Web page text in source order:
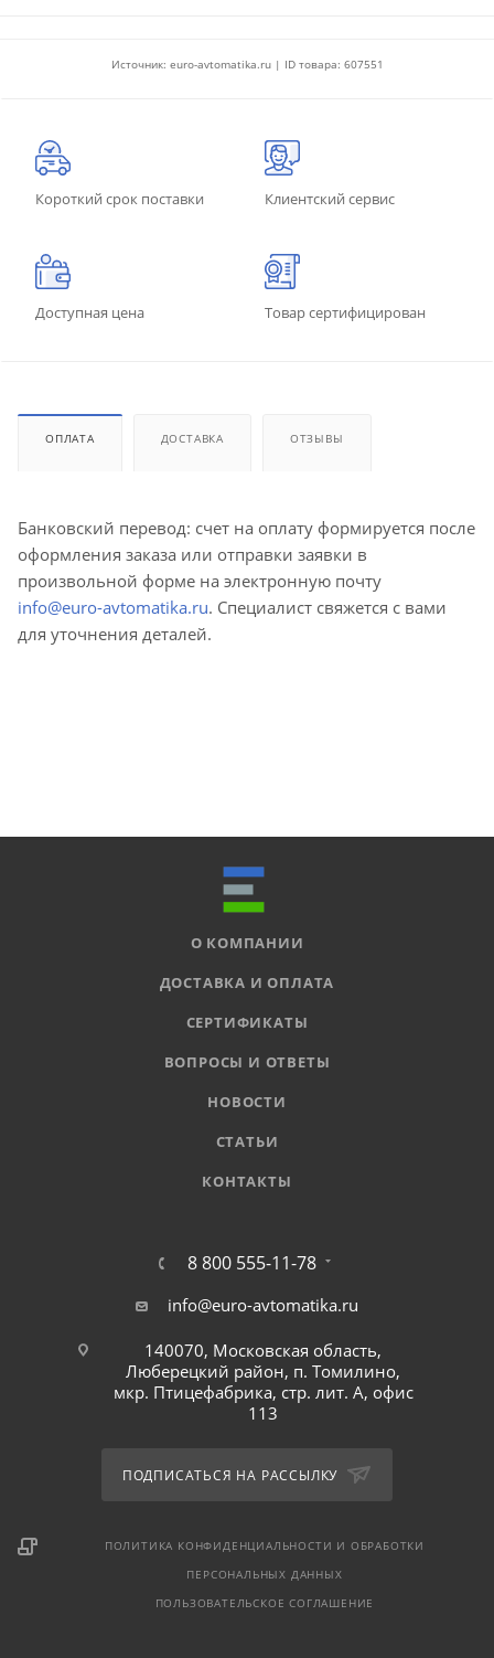
Источник: euro-avtomatika.ru | ID товара: 607551
Короткий срок поставки Клиентский сервис
Доступная цена Товар сертифицирован
ОПЛАТА ДОСТАВКА ОТЗЫВЫ
Банковский перевод: счет на оплату формируется после
оформления заказа или отправки заявки в
произвольной форме на электронную почту
info@euro-avtomatika.ru. Специалист свяжется с вами
для уточнения деталей.
О КОМПАНИИ
ДОСТАВКА И ОПЛАТА
СЕРТИФИКАТЫ
ВОПРОСЫ И ОТВЕТЫ
НОВОСТИ
СТАТЬИ
КОНТАКТЫ
8 800 555-11-78
info@euro-avtomatika.ru
140070, Московская область,
Люберецкий район, п. Томилино,
мкр. Птицефабрика, стр. лит. А, офис
113
ПОДПИСАТЬСЯ НА РАССЫЛКУ
ПОЛИТИКА КОНФИДЕНЦИАЛЬНОСТИ И ОБРАБОТКИ
ПЕРСОНАЛЬНЫХ ДАННЫХ
ПОЛЬЗОВАТЕЛЬСКОЕ СОГЛАШЕНИЕ